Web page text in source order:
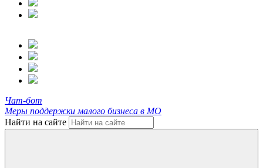
Чат-бот
Меры поддержки малого бизнеса в МО
Найти на сайте